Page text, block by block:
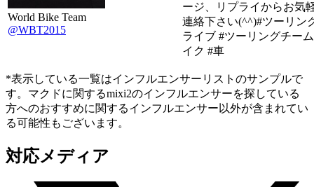
World Bike Team
@WBT2015
ージ、リプライからお気
連絡下さい(^^)#ツーリン
ライブ #ツーリングチー
イク #車
*表示している一覧はインフルエンサーリストのサンプルで
す。マクドに関するmixi2のインフルエンサーを探している
方へのおすすめに関するインフルエンサー以外が含まれてい
る可能性もございます。
対応メディア